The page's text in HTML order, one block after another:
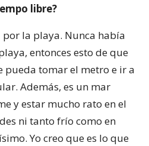
libre?
por la playa. Nunca había
entonces esto de que
pueda tomar el metro e ir a
Además, es un mar
y estar mucho rato en el
ni tanto frío como en
Yo creo que es lo que